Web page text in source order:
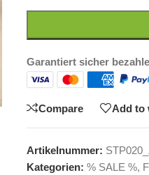
Garantiert sicher
Compare Add to
Artikelnummer:
Kategorien: % SALE %,